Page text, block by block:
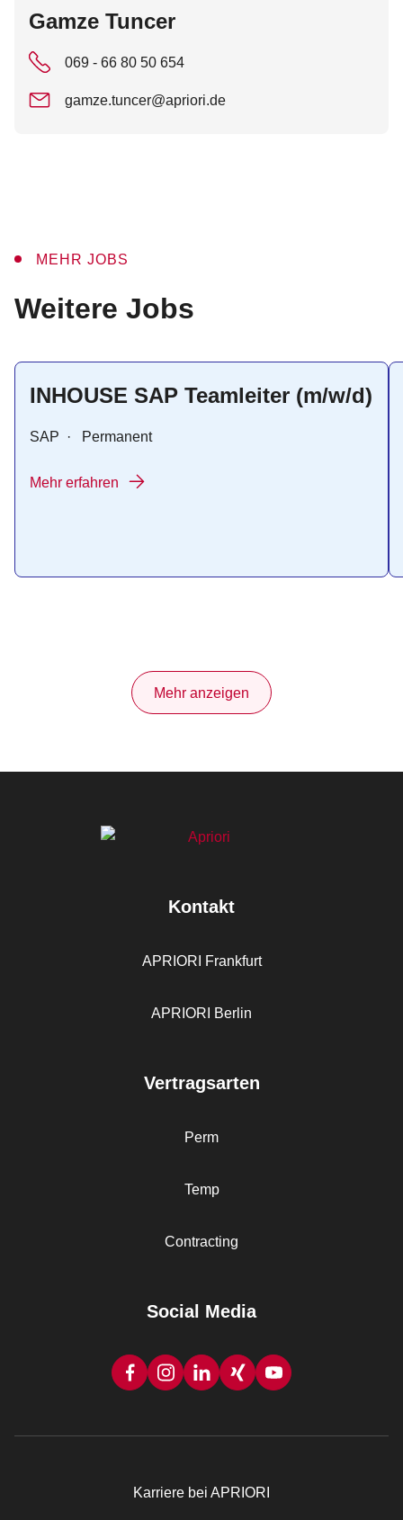
:
Gamze Tuncer
069 - 66 80 50 654
gamze.tuncer@apriori.de
MEHR JOBS
:
Weitere Jobs
INHOUSE SAP Teamleiter (m/w/d)
SAP · Permanent
Mehr erfahren
Mehr anzeigen
Kontakt
APRIORI Frankfurt
APRIORI Berlin
Vertragsarten
Perm
Temp
Contracting
Social Media
Karriere bei APRIORI